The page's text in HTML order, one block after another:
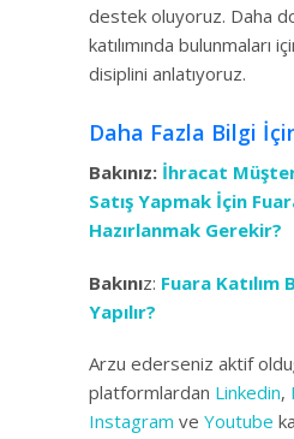
destek oluyoruz. Daha
katılımında bulunmaları
disiplini anlatıyoruz.
Daha Fazla Bilgi
Bakınız: İhracat
Satış Yapmak İçin
Hazırlanmak Gerekir?
Bakınız: Fuara Katılım
Yapılır?
Arzu ederseniz aktif
platformlardan Linkedin,
Instagram ve Youtube